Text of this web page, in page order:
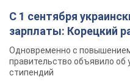
С 1 сентября
зарплаты: Корецкий
Одновременно с
правительство объявило об
стипендий